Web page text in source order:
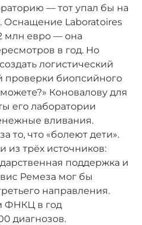
— тот упал бы на
Оснащение Laboratoires
млн евро — она
в год. Но
логистический
проверки биопсийного
Коновалову для
его лаборатории
вливания.
то, что «болеют дети».
из трёх источников:
поддержка и
Ремеза мог бы
направления.
ФНКЦ в год
диагнозов.